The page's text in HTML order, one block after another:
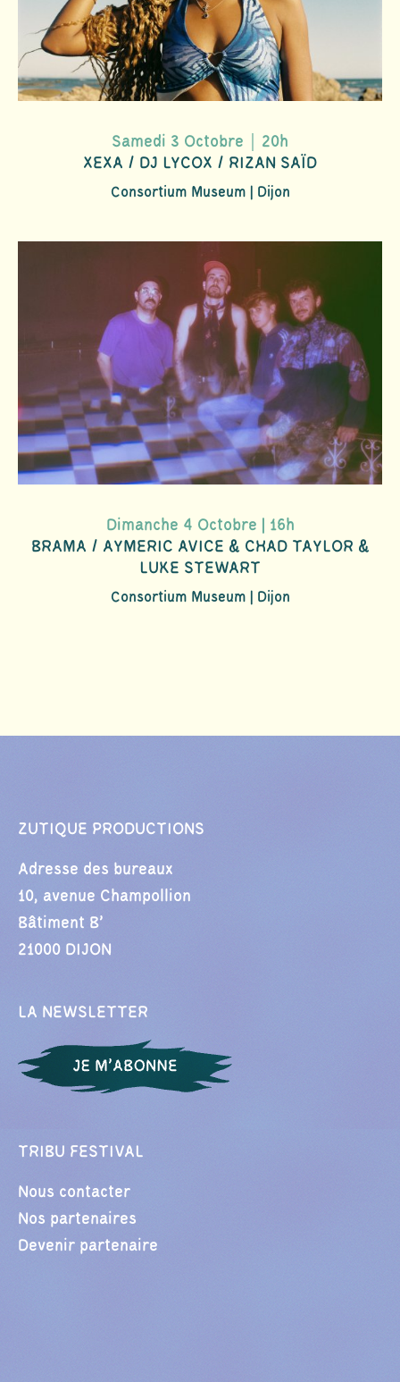
Samedi 3 Octobre｜20h
XEXA / DJ LYCOX / RIZAN SAÏD
Consortium Museum | Dijon
Dimanche 4 Octobre | 16h
BRAMA / AYMERIC AVICE & CHAD TAYLOR &
LUKE STEWART
Consortium Museum | Dijon
ZUTIQUE PRODUCTIONS
Adresse des bureaux
10, avenue Champollion
Bâtiment B’
21000 DIJON
LA NEWSLETTER
TRIBU FESTIVAL
Nous contacter
Nos partenaires
Devenir partenaire